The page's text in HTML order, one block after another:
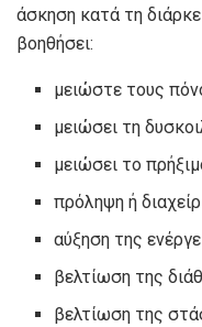
άσκηση κατά τη
βοηθήσει:
μειώστε τους
μειώσει τη
μειώσει το
πρόληψη ή
αύξηση της
βελτίωση της
βελτίωση της